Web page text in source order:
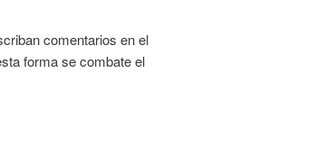
comentarios en el
forma se combate el